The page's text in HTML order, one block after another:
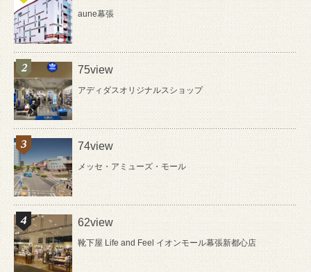
aune幕張
75view
アディダスオリジナルスショップ
74view
メッセ・アミューズ・モール
62view
靴下屋 Life and Feel イオンモール幕張新都心店